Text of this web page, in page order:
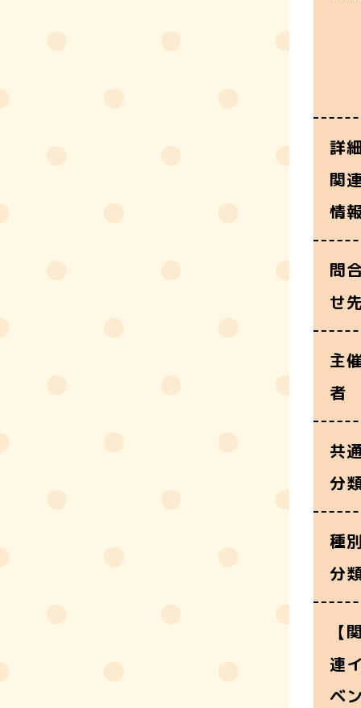
詳
関
情
問
せ
主
者
共
分
種
分
【
連
ベ